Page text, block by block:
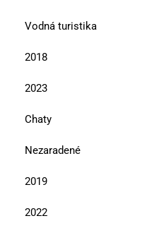
Vodná turistika
2018
2023
Chaty
Nezaradené
2019
2022